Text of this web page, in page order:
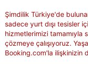
Şimdilik Türkiye'de
sadece yurt dışı tesisler
hizmetlerimizi tamamıyla
çözmeye çalışıyoruz.
Booking.com'la ilişkinizin